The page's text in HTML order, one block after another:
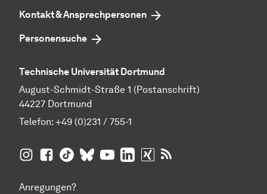
Kontakt & Ansprechpersonen
Personensuche
Technische Universität Dortmund
August-Schmidt-Straße 1 (Postanschrift)
44227 Dortmund
Telefon: +49 (0)231 / 755-1
TU Dortmund aufInsta­gram
TU Dortmund auf Facebook
TU Dortmund auf TikTok
TU Dortmund auf BlueSky
TU Dortmund auf YouTube
TU Dortmund auf LinkedIn
TU Dortmund auf XING
Anregungen?